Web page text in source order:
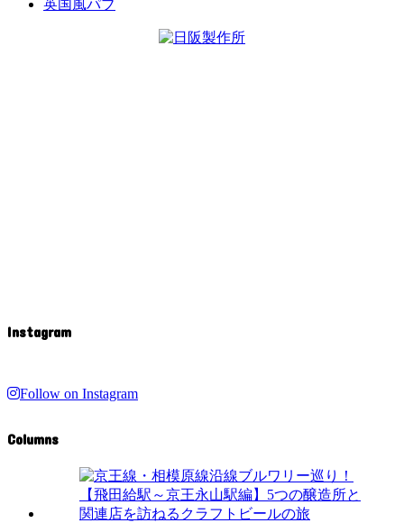
英国風パブ
Instagram
Follow on Instagram
Columns